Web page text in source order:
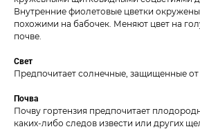
Внутренние фиолетовые цветки
похожими на бабочек. Меняют цвет на
почве.
Свет
Предпочитает солнечные, защищенные от
Почва
Почву гортензия предпочитает
каких-либо следов извести или других